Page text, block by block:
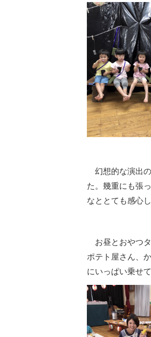
幻想的な演出の
た。幾重にも張
なととても感心し
お昼とおやつタ
ポテト屋さん、
にいっぱい乗せ